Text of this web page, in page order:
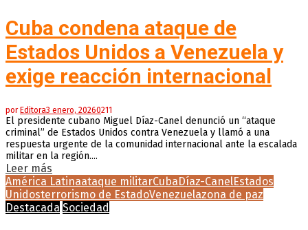
Cuba condena ataque de
Estados Unidos a Venezuela y
exige reacción internacional
por Editora3 enero, 20260211
El presidente cubano Miguel Díaz-Canel denunció un “ataque
criminal” de Estados Unidos contra Venezuela y llamó a una
respuesta urgente de la comunidad internacional ante la escalada
militar en la región....
Leer más
América Latinaataque militarCubaDíaz-CanelEstados
Unidosterrorismo de EstadoVenezuelazona de paz
Destacada Sociedad